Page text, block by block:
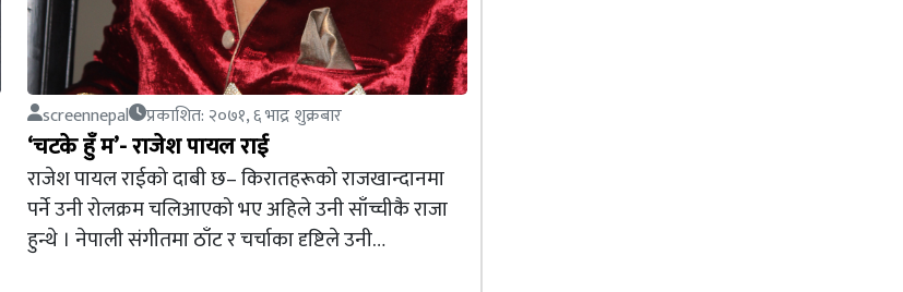
screennepal प्रकाशित: २०७१, ६ भाद्र शुक्रबार
‘चटके हुँ म’- राजेश पायल राई
राजेश पायल राईको दाबी छ– किरातहरूको राजखान्दानमा
पर्ने उनी रोलक्रम चलिआएको भए अहिले उनी साँच्चीकै राजा
हुन्थे । नेपाली संगीतमा ठाँट र चर्चाका दृष्टिले उनी…